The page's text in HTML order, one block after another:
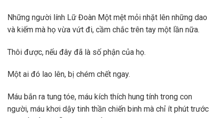
Những người lính Lữ Đoàn Một mệt mỏi nhặt lên những dao
và kiếm mà họ vừa vứt đi, cầm chắc trên tay một lần nữa.
Thôi được, nếu đây đã là số phận của họ.
Một ai đó lao lên, bị chém chết ngay.
Máu bắn ra tung tóe, máu kích thích hung tính trong con
người, máu khơi dậy tinh thần chiến binh mà chỉ ít phút trước